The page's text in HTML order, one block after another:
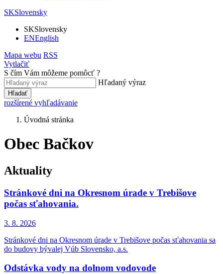
SKSlovensky
SKSlovensky
ENEnglish
Mapa webu RSS
Vytlačiť
S čím Vám môžeme pomôcť ?
Hľadaný výraz
Hľadať
rozšírené vyhľadávanie
Úvodná stránka
Obec Bačkov
Aktuality
Stránkové dni na Okresnom úrade v Trebišove
počas sťahovania.
3. 8. 2026
Stránkové dni na Okresnom úrade v Trebišove počas sťahovania sa
do budovy bývalej Vúb Slovensko, a.s.
Odstávka vody na dolnom vodovode